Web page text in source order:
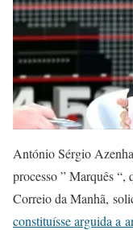
António Sérgio
processo ” Marquês “,
Correio da Manhã,
constituísse arguida a